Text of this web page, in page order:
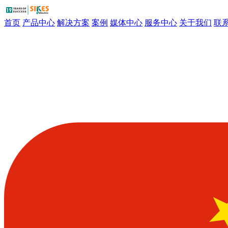
首页 产品中心 解决方案 案例 媒体中心 服务中心 关于我们 联